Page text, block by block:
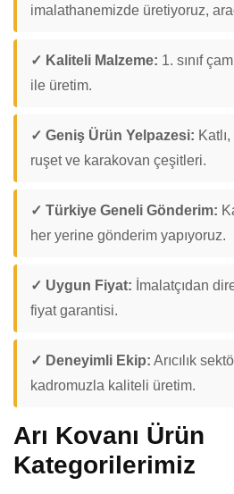
imalathanemizde üretiyoruz,
✓ Kaliteli Malzeme: 1. sınıf
ile üretim.
✓ Geniş Ürün Yelpazesi:
ruşet ve karakovan çeşitleri.
✓ Türkiye Geneli Gönderim:
her yerine gönderim yapıyoruz.
✓ Uygun Fiyat: İmalatçıdan
fiyat garantisi.
✓ Deneyimli Ekip: Arıcılık
kadromuzla kaliteli üretim.
Arı Kovanı Ürün
Kategorilerimiz